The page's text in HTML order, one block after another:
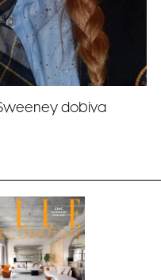
Sweeney dobiva